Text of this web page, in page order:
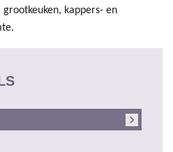
kappers- en